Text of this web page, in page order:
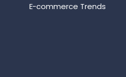
E-commerce Trends